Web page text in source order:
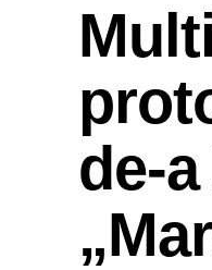
de-